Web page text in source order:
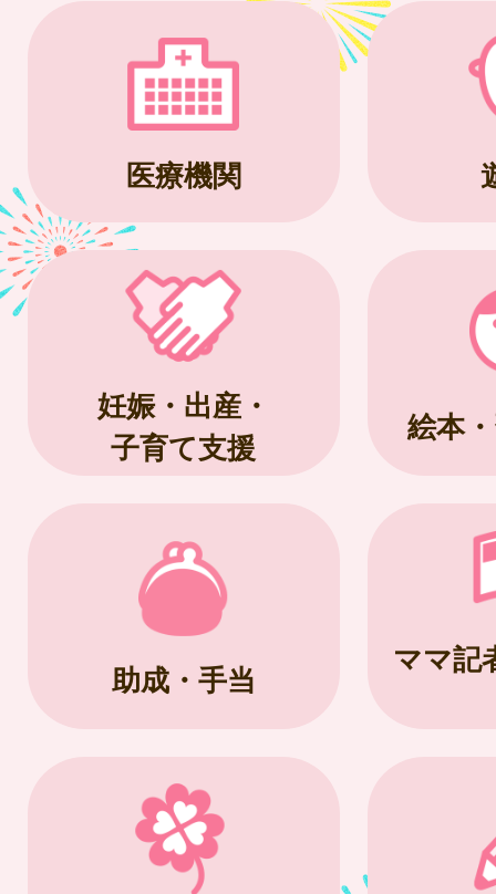
医療機関
妊娠・出産・
子育て支援
絵本
助成・手当
ママ記